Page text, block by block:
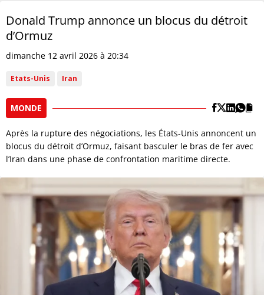
Donald Trump annonce un blocus du détroit
d’Ormuz
dimanche 12 avril 2026 à 20:34
Etats-Unis Iran
MONDE
Après la rupture des négociations, les États-Unis annoncent un
blocus du détroit d’Ormuz, faisant basculer le bras de fer avec
l’Iran dans une phase de confrontation maritime directe.